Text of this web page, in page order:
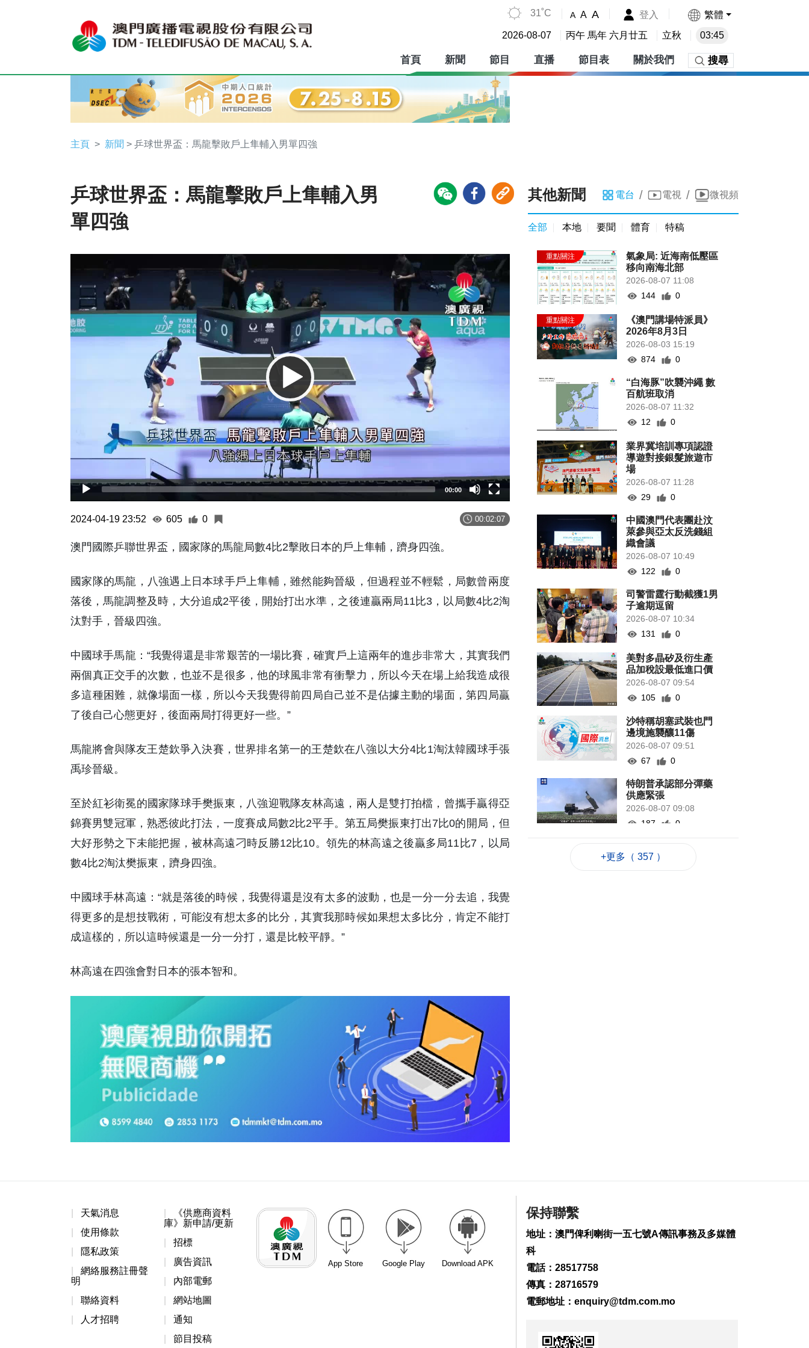
31˚C A A A 登入 繁體
2026-08-07 丙午 馬年 六月廿五 立秋 03:45
首頁 新聞 節目 直播 節目表 關於我們 搜尋
主頁 新聞 > 乒球世界盃：馬龍擊敗戶上隼輔入男單四強
乒球世界盃：馬龍擊敗戶上隼輔入男
單四強
00:00
2024-04-19 23:52 605 0 00:02:07
澳門國際乒聯世界盃，國家隊的馬龍局數4比2擊敗日本的戶上隼輔，躋身四強。
國家隊的馬龍，八強遇上日本球手戶上隼輔，雖然能夠晉級，但過程並不輕鬆，局數曾兩度
落後，馬龍調整及時，大分追成2平後，開始打出水準，之後連贏兩局11比3，以局數4比2淘
汰對手，晉級四強。
中國球手馬龍：“我覺得還是非常艱苦的一場比賽，確實戶上這兩年的進步非常大，其實我們
兩個真正交手的次數，也並不是很多，他的球風非常有衝擊力，所以今天在場上給我造成很
多這種困難，就像場面一樣，所以今天我覺得前四局自己並不是佔據主動的場面，第四局贏
了後自己心態更好，後面兩局打得更好一些。”
馬龍將會與隊友王楚欽爭入決賽，世界排名第一的王楚欽在八強以大分4比1淘汰韓國球手張
禹珍晉級。
至於紅衫衛冕的國家隊球手樊振東，八強迎戰隊友林高遠，兩人是雙打拍檔，曾攜手贏得亞
錦賽男雙冠軍，熟悉彼此打法，一度賽成局數2比2平手。第五局樊振東打出7比0的開局，但
大好形勢之下未能把握，被林高遠刁時反勝12比10。領先的林高遠之後贏多局11比7，以局
數4比2淘汰樊振東，躋身四強。
中國球手林高遠：“就是落後的時候，我覺得還是沒有太多的波動，也是一分一分去追，我覺
得更多的是想技戰術，可能沒有想太多的比分，其實我那時候如果想太多比分，肯定不能打
成這樣的，所以這時候還是一分一分打，還是比較平靜。”
林高遠在四強會對日本的張本智和。
其他新聞 電台 / 電視 / 微視頻
全部 本地 要聞 體育 特稿
氣象局: 近海南低壓區
移向南海北部
2026-08-07 11:08
144
0
《澳門講場特派員》
2026年8月3日
2026-08-03 15:19
874
0
“白海豚”吹襲沖繩 數
百航班取消
2026-08-07 11:32
12
0
業界冀培訓專項認證
導遊對接銀髮旅遊市
場
2026-08-07 11:28
29
0
中國澳門代表團赴汶
萊參與亞太反洗錢組
織會議
2026-08-07 10:49
122
0
司警雷霆行動截獲1男
子逾期逗留
2026-08-07 10:34
131
0
美對多晶矽及衍生產
品加稅設最低進口價
2026-08-07 09:54
105
0
沙特稱胡塞武裝也門
邊境施襲釀11傷
2026-08-07 09:51
67
0
特朗普承認部分彈藥
供應緊張
2026-08-07 09:08
187
0
生公民權打擊生育旅
861
+更多（ 357 ）
天氣消息
使用條款
隱私政策
網絡服務註冊聲
明
聯絡資料
人才招聘
《供應商資料
庫》新申請/更新
招標
廣告資訊
內部電郵
網站地圖
通知
節目投稿
App Store Google Play Download APK
保持聯繫
地址：澳門俾利喇街一五七號A傳訊事務及多媒體
科
電話：28517758
傳真：28716579
電郵地址： enquiry@tdm.com.mo